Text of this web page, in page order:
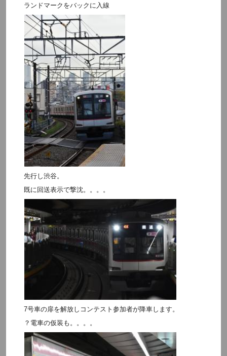
ランドマークをバックに入線
先行し渋谷。
既に回送表示で撃沈。。。。
7号車の扉を解放しコンテスト参加者が降車します。
？電車の仮装も。。。。